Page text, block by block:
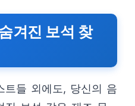
겨진 보석 찾
트들 외에도, 당신의 음